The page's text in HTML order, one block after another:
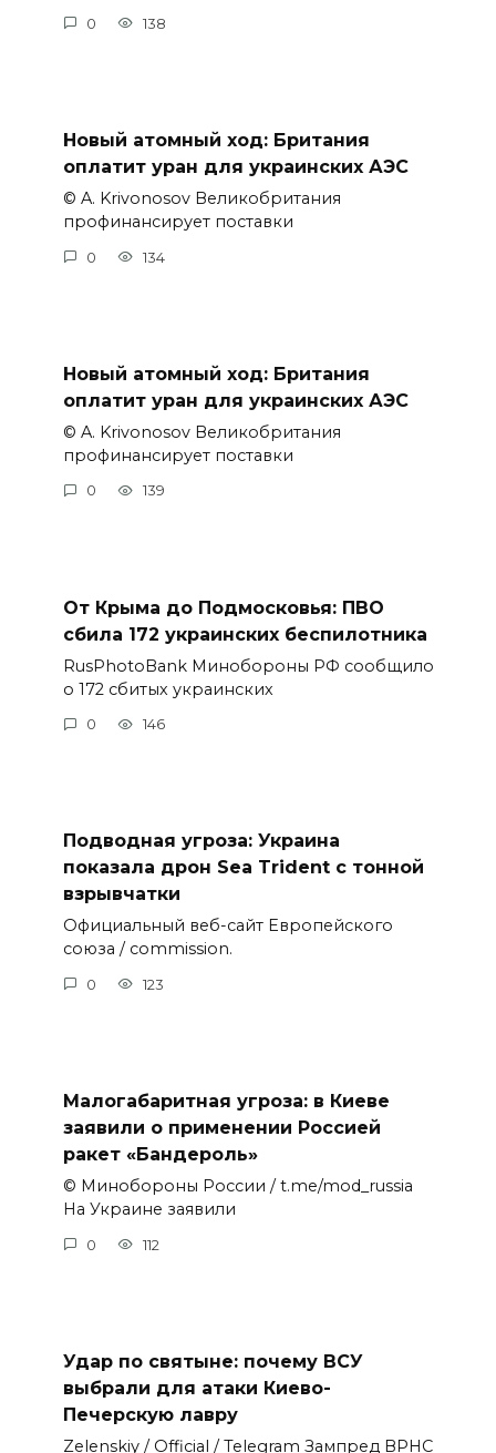
0 138
Новый атомный ход: Британия
оплатит уран для украинских АЭС
© A. Krivonosov Великобритания
профинансирует поставки
0 134
Новый атомный ход: Британия
оплатит уран для украинских АЭС
© A. Krivonosov Великобритания
профинансирует поставки
0 139
От Крыма до Подмосковья: ПВО
сбила 172 украинских беспилотника
RusPhotoBank Минобороны РФ сообщило
о 172 сбитых украинских
0 146
Подводная угроза: Украина
показала дрон Sea Trident с тонной
взрывчатки
Официальный веб-сайт Европейского
союза / commission.
0 123
Малогабаритная угроза: в Киеве
заявили о применении Россией
ракет «Бандероль»
© Минобороны России / t.me/mod_russia
На Украине заявили
0 112
Удар по святыне: почему ВСУ
выбрали для атаки Киево-
Печерскую лавру
Zеlеnskiу / Оfficiаl / Telegram Зампред ВРНС